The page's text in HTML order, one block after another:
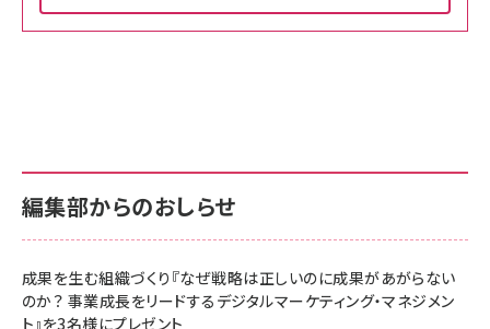
￥880
anan(アンアン)2026/06/24号 No.2500増刊
スペシャルエディション[王道エンタメの矜持／
￥1,100
サポート正規品 メーカー保証5年 KLMEA128G
NIMASO ガラスフィルム iPhone 17 用 保護フィ
すい ガイド枠付き いPhone17 (6.3インチ) 対応
2枚セット DSP25F1698
￥1,599
サポート正規品 メーカー保証5年 KLMEA128G
Amazon eギフトカード - Amazonロゴ - クラ
￥5,000
編集部からのおしらせ
成果を生む組織づくり『なぜ戦略は正しいのに成果があがらない
のか？ 事業成長をリードするデジタルマーケティング・マネジメン
ト』を3名様にプレゼント